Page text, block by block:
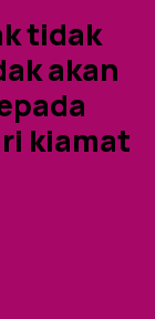
tidak
akan
kiamat